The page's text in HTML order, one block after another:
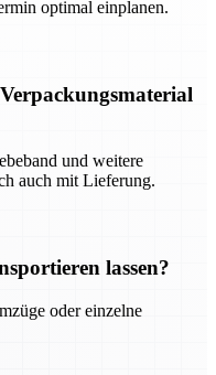
optimal einplanen.
und weitere
auch mit Lieferung.
lassen?
oder einzelne